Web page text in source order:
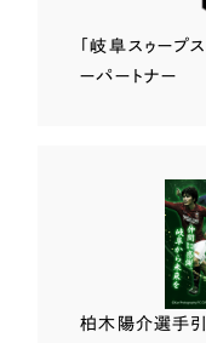
「岐阜スゥープス
ーパートナー
柏木陽介選手